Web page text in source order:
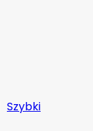
Szybki